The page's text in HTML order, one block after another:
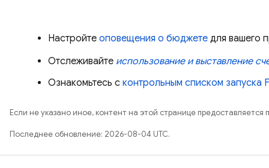
Настройте оповещения о бюджете для вашего
Отслеживайте использование и выставление
Ознакомьтесь с контрольным списком запуска
Если не указано иное, контент на этой странице предоставляется
Последнее обновление: 2026-08-04 UTC.